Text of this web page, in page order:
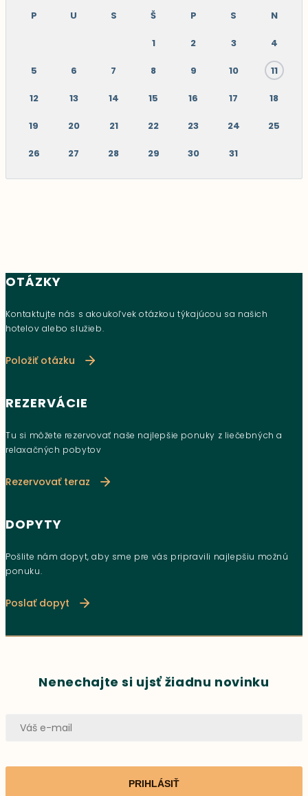
P U S Š P S N
1 2 3 4
5 6 7 8 9 10 11
12 13 14 15 16 17 18
19 20 21 22 23 24 25
26 27 28 29 30 31
OTÁZKY
Kontaktujte nás s akoukoľvek otázkou týkajúcou sa našich
hotelov alebo služieb.
Položiť otázku
REZERVÁCIE
Tu si môžete rezervovať naše najlepšie ponuky z liečebných a
relaxačných pobytov
Rezervovať teraz
DOPYTY
Pošlite nám dopyt, aby sme pre vás pripravili najlepšiu možnú
ponuku.
Poslať dopyt
Nenechajte si ujsť žiadnu novinku
PRIHLÁSIŤ